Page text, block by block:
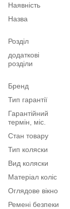
Наявність
Назва
Розділ
додаткові
розділи
Бренд
Тип гарантії
Гарантійний
термін, міс.
Стан товару
Тип коляски
Вид коляски
Матеріал коліс
Оглядове вікно
Ремені безпеки